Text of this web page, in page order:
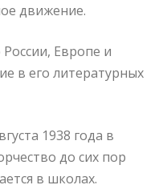
движение.
Европе и
в его литературных
1938 года в
до сих пор
в школах.